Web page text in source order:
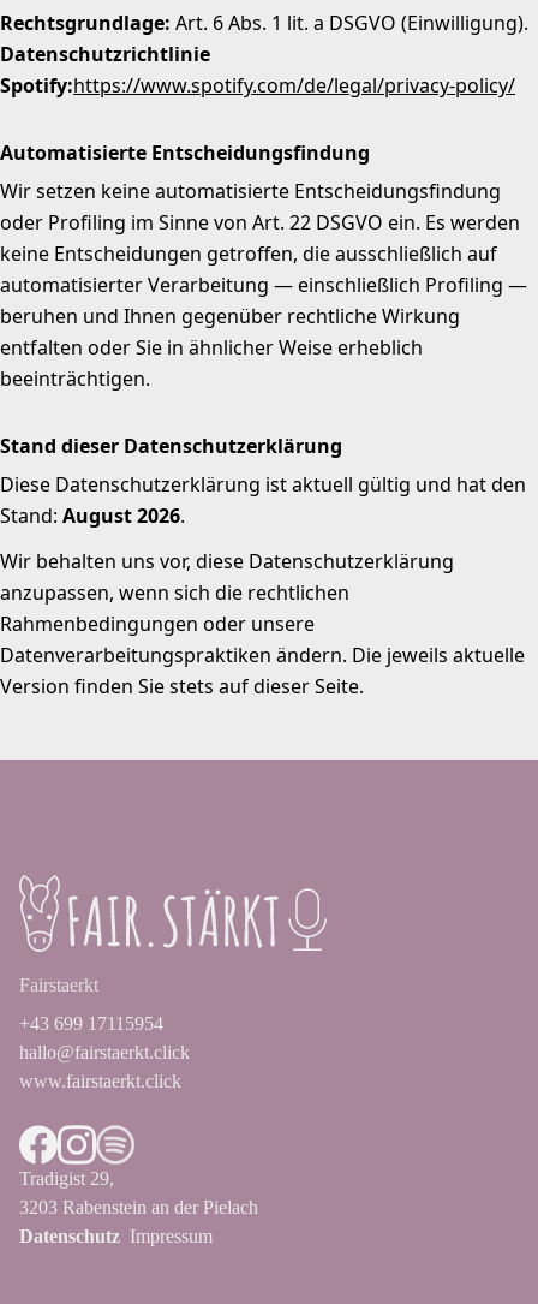
Rechtsgrundlage: Art. 6 Abs. 1 lit. a DSGVO (Einwilligung).
Datenschutzrichtlinie
Spotify:https://www.spotify.com/de/legal/privacy-policy/
Automatisierte Entscheidungsfindung
Wir setzen keine automatisierte Entscheidungsfindung
oder Profiling im Sinne von Art. 22 DSGVO ein. Es werden
keine Entscheidungen getroffen, die ausschließlich auf
automatisierter Verarbeitung — einschließlich Profiling —
beruhen und Ihnen gegenüber rechtliche Wirkung
entfalten oder Sie in ähnlicher Weise erheblich
beeinträchtigen.
Stand dieser Datenschutzerklärung
Diese Datenschutzerklärung ist aktuell gültig und hat den
Stand: August 2026.
Wir behalten uns vor, diese Datenschutzerklärung
anzupassen, wenn sich die rechtlichen
Rahmenbedingungen oder unsere
Datenverarbeitungspraktiken ändern. Die jeweils aktuelle
Version finden Sie stets auf dieser Seite.
Fairstaerkt
+43 699 17115954
hallo@fairstaerkt.click
www.fairstaerkt.click
Tradigist 29,
3203 Rabenstein an der Pielach
Datenschutz Impressum